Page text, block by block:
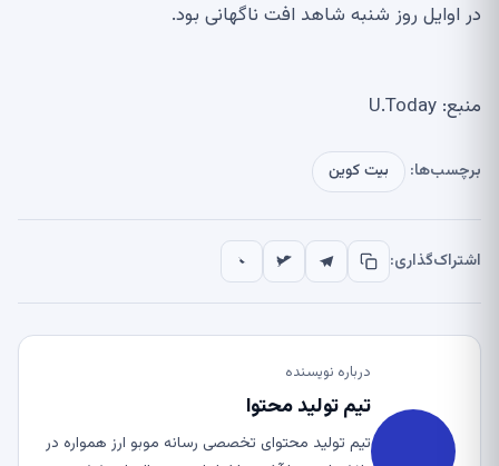
در اوایل روز شنبه شاهد افت ناگهانی بود.
منبع: U.Today
برچسب‌ها: بیت کوین
اشتراک‌گذاری:
درباره نویسنده
تیم تولید محتوا
تیم تولید محتوای تخصصی رسانه موبو ارز همواره در